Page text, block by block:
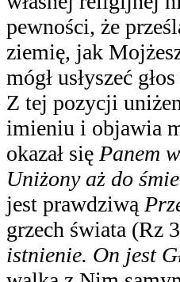
pewności, że
ziemię, jak
mógł usłyszeć
Z tej pozycji
imieniu i objawia
okazał się Panem
Uniżony aż do
jest prawdziwą
grzech świata (Rz
istnienie. On jest